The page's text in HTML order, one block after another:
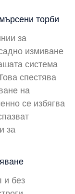
торби
за
измиване
система
спестява
на
се избягва
за
и без